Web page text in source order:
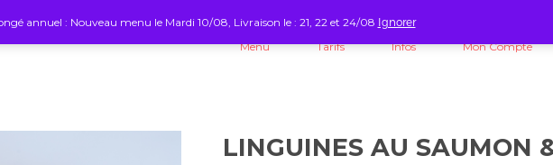
Menu Tarifs Infos Mon Compte
LINGUINES AU SAUMON
annuel : Nouveau menu le Mardi 10/08, Livraison le : 21, 22 et 24/08 Ignorer